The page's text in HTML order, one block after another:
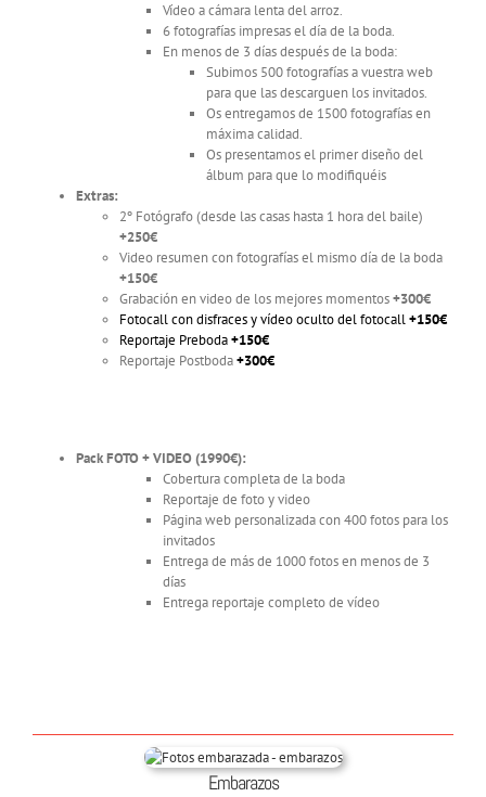
Vídeo a cámara lenta del arroz.
6 fotografías impresas el día de la boda.
En menos de 3 días después de la boda:
Subimos 500 fotografías a vuestra web
para que las descarguen los invitados.
Os entregamos de 1500 fotografías en
máxima calidad.
Os presentamos el primer diseño del
álbum para que lo modifiquéis
Extras:
2º Fotógrafo (desde las casas hasta 1 hora del baile)
+250€
Video resumen con fotografías el mismo día de la boda
+150€
Grabación en video de los mejores momentos+300€
Fotocall con disfraces y vídeo oculto del fotocall+150€
Reportaje Preboda+150€
Reportaje Postboda+300€
Pack FOTO + VIDEO(1990€):
Cobertura completa de la boda
Reportaje de foto y video
Página web personalizada con 400 fotos para los
invitados
Entrega de más de 1000 fotos en menos de 3
días
Entrega reportaje completo de vídeo
Embarazos